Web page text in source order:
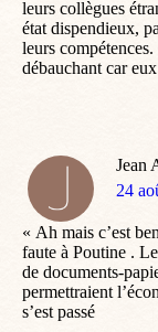
leurs collègues
état dispendieux,
leurs
débauchant car
Jean
dit
24
« Ah mais c’est
faute à Poutine .
de documents-
permettraient
s’est passé